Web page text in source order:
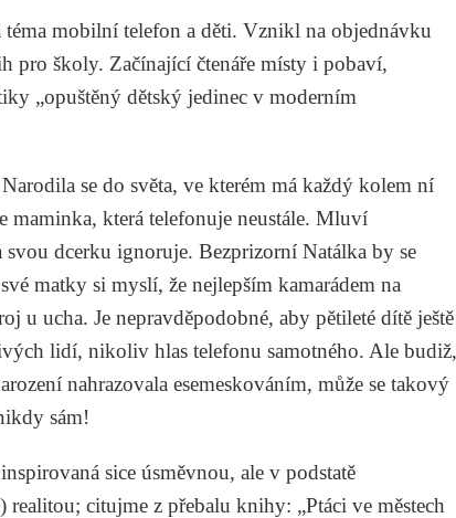
mobilní telefon a děti. Vznikl na objednávku
pro školy. Začínající čtenáře místy i pobaví,
„opuštěný dětský jedinec v moderním
se do světa, ve kterém má každý kolem ní
která telefonuje neustále. Mluví
dcerku ignoruje. Bezprizorní Natálka by se
matky si myslí, že nejlepším kamarádem na
u ucha. Je nepravděpodobné, aby pětileté dítě ještě
lidí, nikoliv hlas telefonu samotného. Ale budiž,
nahrazovala esemeskováním, může se takový
sám!
sice úsměvnou, ale v podstatě
citujme z přebalu knihy: „Ptáci ve městech